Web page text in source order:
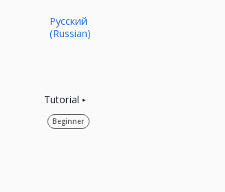
Русский
(Russian)
Tutorial
Beginner